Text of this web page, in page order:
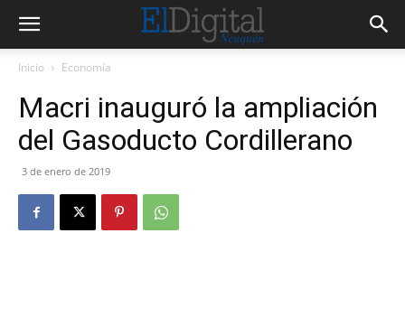
Inicio Economía
Macri inauguró la ampliación
del Gasoducto Cordillerano
3 de enero de 2019